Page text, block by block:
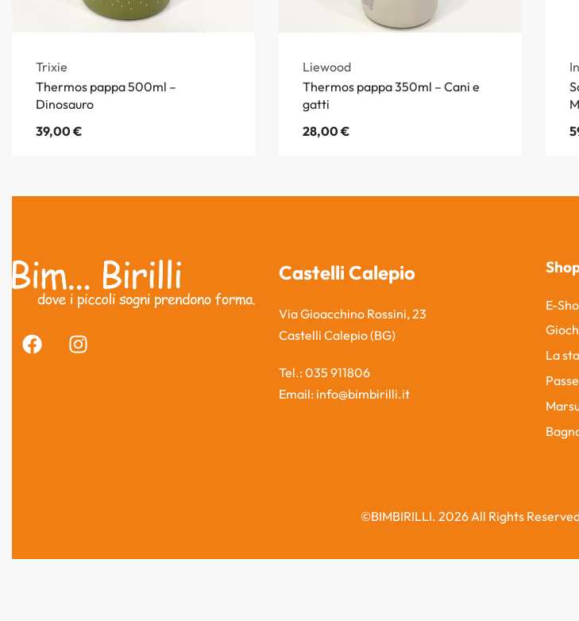
Trixie
Thermos pappa 500ml –
Dinosauro
39,00€
Liewood
Thermos pappa 350ml – Cani e
gatti
28,00€
Castelli Calepio
Via Gioacchino Rossini, 23
Castelli Calepio (BG)
Tel.: 035 911806
Email: info@bimbirilli.it
E-
La
©BIMBIRILLI. 2026 All Rights